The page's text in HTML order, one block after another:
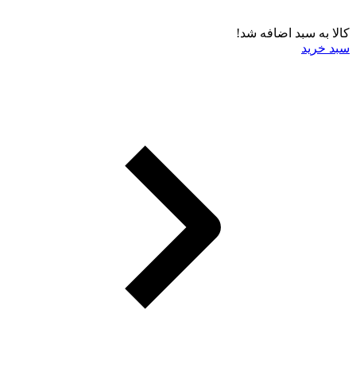
کالا به سبد اضافه شد!
سبد خرید